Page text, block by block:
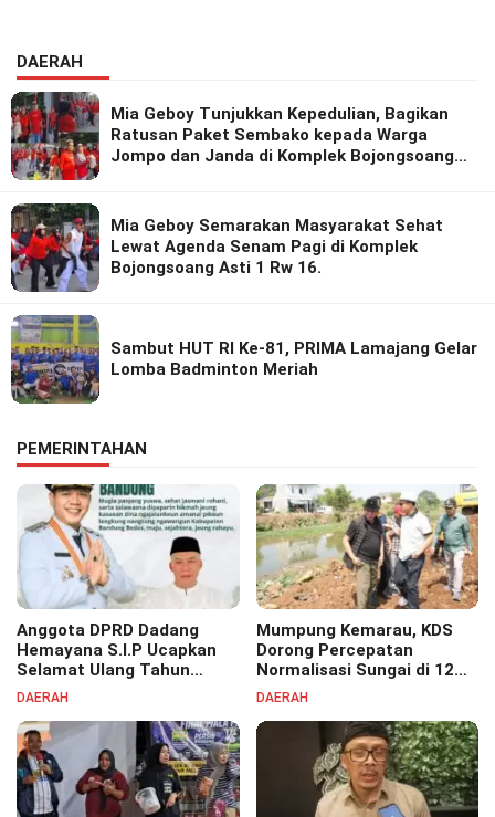
DAERAH
Mia Geboy Tunjukkan Kepedulian, Bagikan
Ratusan Paket Sembako kepada Warga
Jompo dan Janda di Komplek Bojongsoang
Mia Geboy Semarakan Masyarakat Sehat
Lewat Agenda Senam Pagi di Komplek
Bojongsoang Asti 1 Rw 16.
Sambut HUT RI Ke-81, PRIMA Lamajang Gelar
Lomba Badminton Meriah
PEMERINTAHAN
Anggota DPRD Dadang
Hemayana S.I.P Ucapkan
Selamat Ulang Tahun
untuk Bupati Bandung
DAERAH
Mumpung Kemarau, KDS
Dorong Percepatan
Normalisasi Sungai di 12
Kecamatan Tekan Resiko
DAERAH